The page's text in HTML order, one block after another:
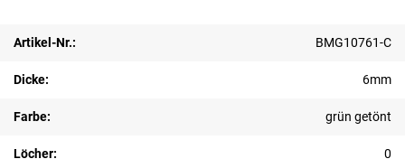
Artikel-Nr.: BMG10761-C
Dicke: 6mm
Farbe: grün getönt
Löcher: 0